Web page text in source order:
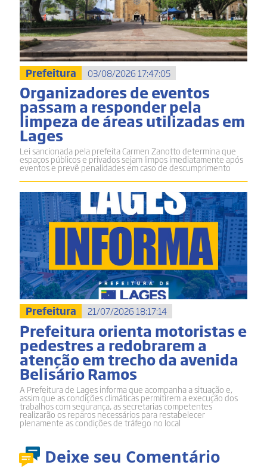
Deixe seu Comentário
Prefeitura 03/08/2026 17:47:05
Organizadores de eventos
passam a responder pela
limpeza de áreas utilizadas em
Lages
Lei sancionada pela prefeita Carmen Zanotto determina que
espaços públicos e privados sejam limpos imediatamente após
eventos e prevê penalidades em caso de descumprimento
Prefeitura 21/07/2026 18:17:14
Prefeitura orienta motoristas e
pedestres a redobrarem a
atenção em trecho da avenida
Belisário Ramos
A Prefeitura de Lages informa que acompanha a situação e,
assim que as condições climáticas permitirem a execução dos
trabalhos com segurança, as secretarias competentes
realizarão os reparos necessários para restabelecer
plenamente as condições de tráfego no local